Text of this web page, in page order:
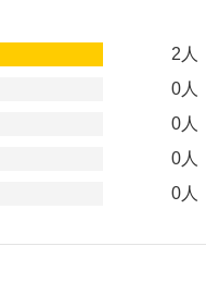
2人
0人
0人
0人
0人